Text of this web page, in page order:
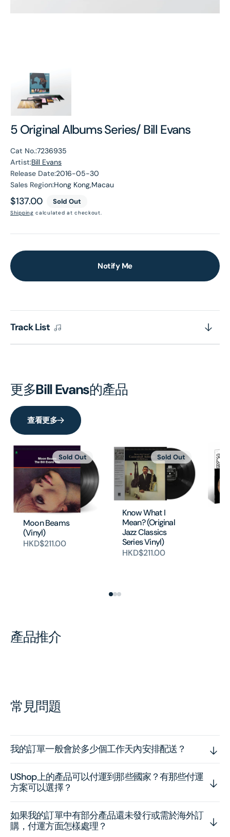
5 Original Albums Series/ Bill Evans
Cat No.:7236935
Artist:Bill Evans
Release Date:2016-05-30
Sales Region:Hong Kong,Macau
Regular
price
$137.00 Sold Out
Shipping calculated at checkout.
Notify Me
Track List
更多Bill Evans的產品
查看更多
Moon Beams
(Vinyl)
HKD$211.00
Sold Out
Know What I
Mean? (Original
Jazz Classics
Series Vinyl)
HKD$211.00
Sold Out
產品推介
常見問題
我的訂單一般會於多少個工作天內安排配送？
UShop上的產品可以付運到那些國家？有那些付運
方案可以選擇？
如果我的訂單中有部分產品還未發行或需於海外訂
購，付運方面怎樣處理？